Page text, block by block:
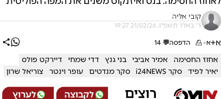
קובי אליה
ד' באדר תשפ"ו, 21/02/26 19:27
א+א- הדפסה💬
14
אחוז החסימה אמיר אביבי בני גנץ דדי שמחי
דיירקט פולס
יאיר לפיד
סקר i24NEWS סקר מנדטים עופר וינטר צוריאל שרון